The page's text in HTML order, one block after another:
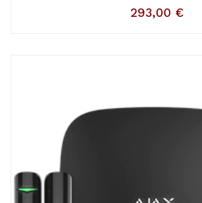
293,00 €